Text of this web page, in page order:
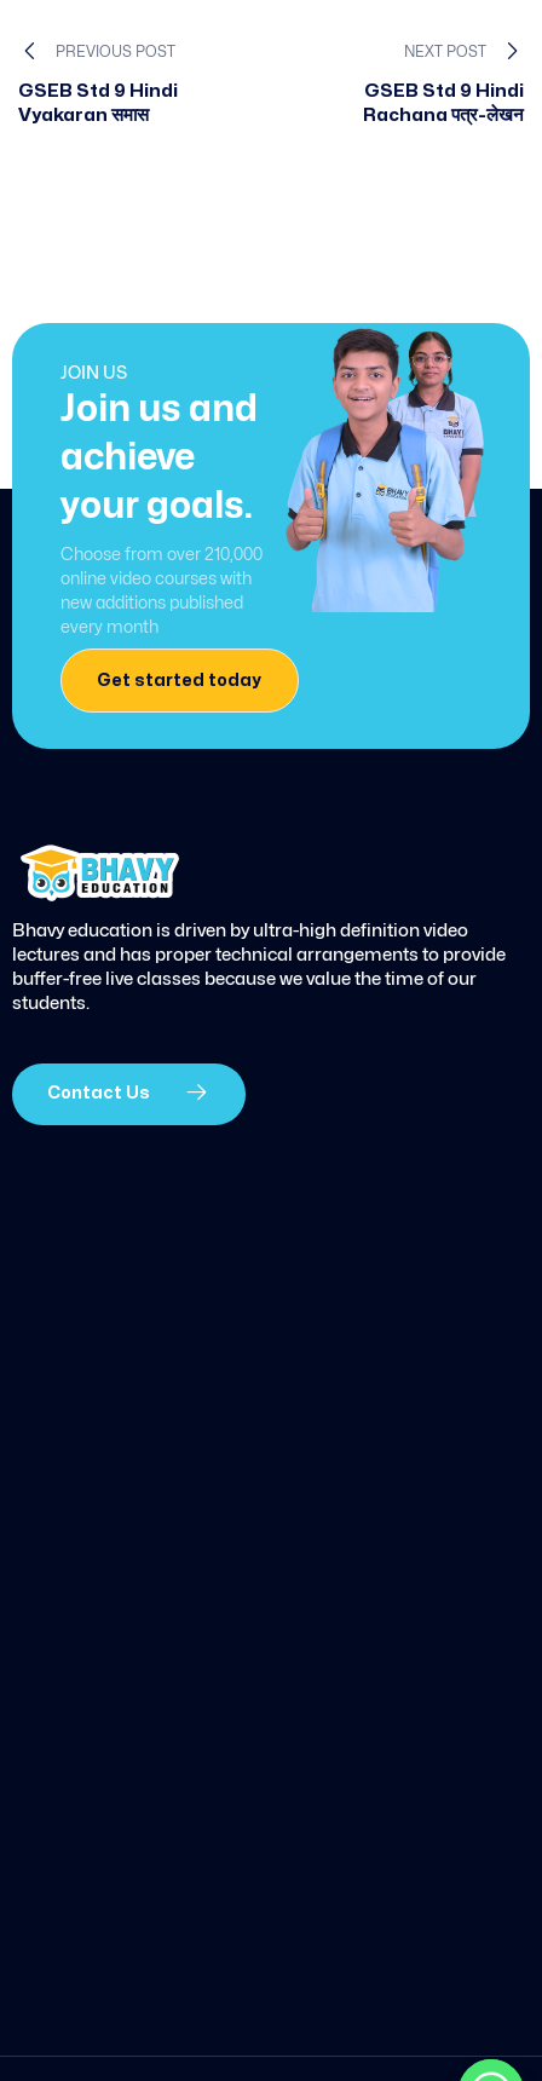
PREVIOUS POST
GSEB Std 9 Hindi
Vyakaran समास
NEXT POST
GSEB Std 9 Hindi
Rachana पत्र-लेखन
JOIN US
Join us and
achieve
your goals.
Choose from over 210,000
online video courses with
new additions published
every month
Get started today
Bhavy education is driven by ultra-high definition video
lectures and has proper technical arrangements to provide
buffer-free live classes because we value the time of our
students.
Contact Us